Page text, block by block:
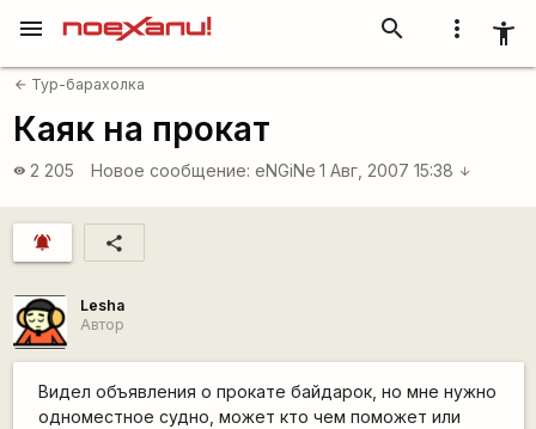
more_vert accessibility_new
search
menu
arrow_back Тур-барахолка
Каяк на прокат
visibility 2 205 Новое сообщение: eNGiNe 1 Авг, 2007 15:38 arrow_downward
notifications_active share
Lesha
Автор
Видел объявления о прокате байдарок, но мне нужно
одноместное судно, может кто чем поможет или